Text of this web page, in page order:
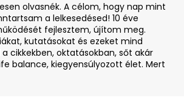
olvasnék. A célom, hogy nap mint
a lelkesedésed! 10 éve
fejlesztem, újítom meg.
kutatásokat és ezeket mind
cikkekben, oktatásokban, sőt akár
balance, kiegyensúlyozott élet. Mert